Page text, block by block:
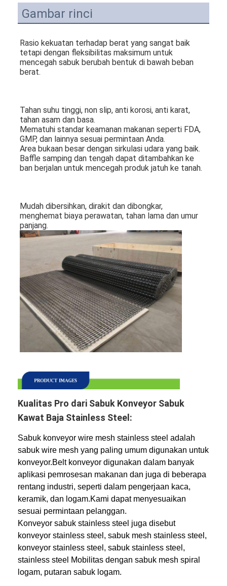
Sabuk Jala Fotovoltaik Surya
Sabuk Jaring Rantai
Sabuk Konveyor Oven
Gambar rinci
Rasio kekuatan terhadap berat yang sangat baik
tetapi dengan fleksibilitas maksimum untuk
mencegah sabuk berubah bentuk di bawah beban
berat.
Tahan suhu tinggi, non slip, anti korosi, anti karat,
tahan asam dan basa.
Mematuhi standar keamanan makanan seperti FDA,
GMP, dan lainnya sesuai permintaan Anda.
Area bukaan besar dengan sirkulasi udara yang baik.
Baffle samping dan tengah dapat ditambahkan ke
ban berjalan untuk mencegah produk jatuh ke tanah.
Mudah dibersihkan, dirakit dan dibongkar,
menghemat biaya perawatan, tahan lama dan umur
panjang.
Kualitas Pro dari Sabuk Konveyor Sabuk
Kawat Baja Stainless Steel:
Sabuk konveyor wire mesh stainless steel adalah
sabuk wire mesh yang paling umum digunakan untuk
konveyor.Belt konveyor digunakan dalam banyak
aplikasi pemrosesan makanan dan juga di beberapa
rentang industri, seperti dalam pengerjaan kaca,
keramik, dan logam.Kami dapat menyesuaikan
sesuai permintaan pelanggan.
Konveyor sabuk stainless steel juga disebut
konveyor stainless steel, sabuk mesh stainless steel,
konveyor stainless steel, sabuk stainless steel,
stainless steel Mobilitas dengan sabuk mesh spiral
logam, putaran sabuk logam.